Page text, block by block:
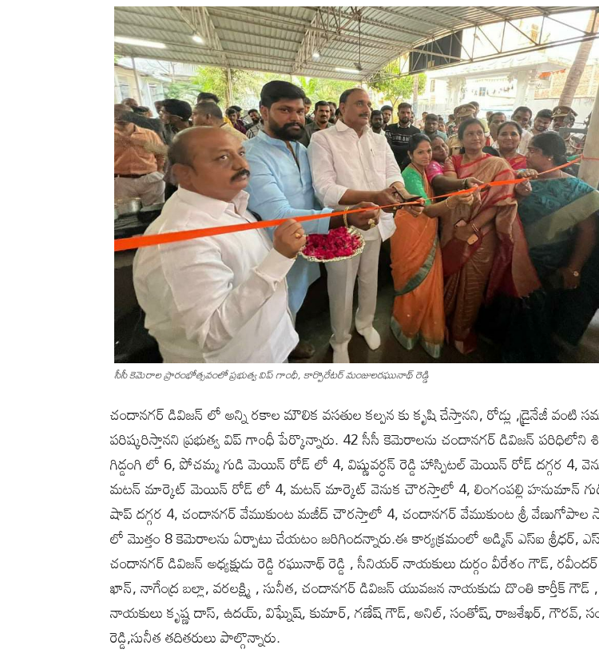
సీసీ కెమెరాల ప్రారంభోత్సవంలో ప్రభుత్వ విప్ గాంధీ, కార్పొరేటర్ మంజులరఘునాథ్ రెడ్డి
చందానగర్ డివిజన్ లో అన్ని రకాల మౌలిక వసతుల కల్పన కు కృషి చేస్తానని, రోడ్లు ,డ్రైనేజీ వంటి
పరిష్కరిస్తానని ప్రభుత్వ విప్ గాంధీ పేర్కొన్నారు. 42 సీసీ కెమెరాలను చందానగర్ డివిజన్ పరిధిలోని
గిడ్డంగి లో 6, పోచమ్మ గుడి మెయిన్ రోడ్ లో 4, విష్ణువర్ధన్ రెడ్డి హాస్పిటల్ మెయిన్ రోడ్ దగ్గర 4,
మటన్ మార్కెట్ మెయిన్ రోడ్ లో 4, మటన్ మార్కెట్ వెనుక చౌరస్తాలో 4, లింగంపల్లి హనుమాన్
షాప్ దగ్గర 4, చందానగర్ వేముకుంట మజీద్ చౌరస్తాలో 4, చందానగర్ వేముకుంట శ్రీ వేణుగోపాల
లో మొత్తం 8 కెమెరాలను ఏర్పాటు చేయటం జరిగిందన్నారు.ఈ కార్యక్రమంలో అడ్మిన్ ఎస్ఐ శ్రీధర్,
చందానగర్ డివిజన్ అధ్యక్షుడు రెడ్డి రఘునాథ్ రెడ్డి , సీనియర్ నాయకులు దుర్గం వీరేశం గౌడ్, రవీందర్
ఖాన్, నాగేంద్ర బల్లా, వరలక్ష్మి , సునీత, చందానగర్ డివిజన్ యువజన నాయకుడు దొంతి కార్తీక్ గౌడ్
నాయకులు కృష్ణ దాస్, ఉదయ్, విఘ్నేష్, కుమార్, గణేష్ గౌడ్, అనిల్, సంతోష్, రాజశేఖర్, గౌరవ్,
రెడ్డి,సునీత తదితరులు పాల్గొన్నారు.